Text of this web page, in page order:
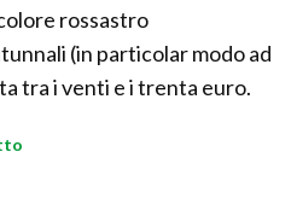
rossastro
(in particolar modo ad
tra i venti e i trenta euro.